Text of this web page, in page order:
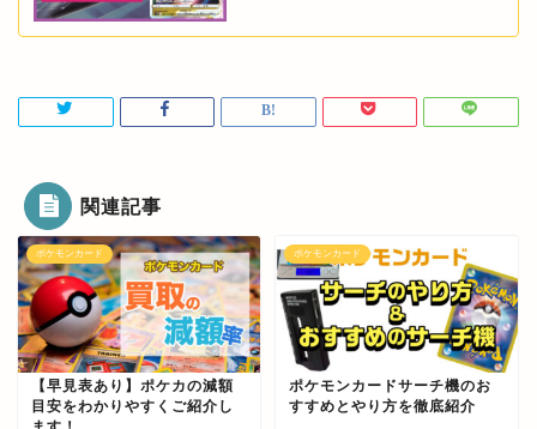
関連記事
ポケモンカード
【早見表あり】ポケカの減額
目安をわかりやすくご紹介し
ポケモンカード
ポケモンカードサーチ機のお
すすめとやり方を徹底紹介